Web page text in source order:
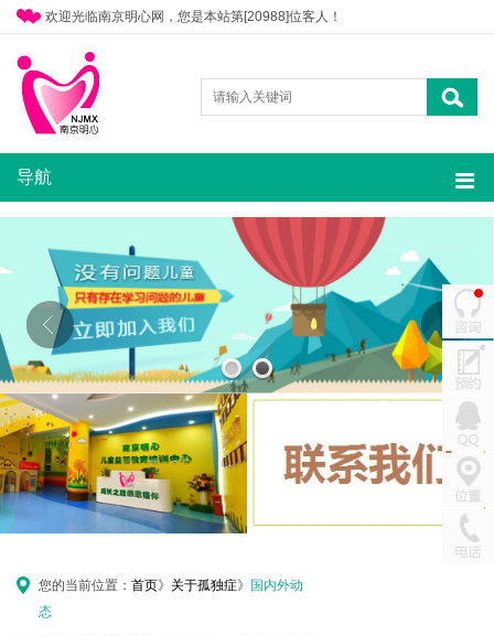
欢迎光临南京明心网，您是本站第[20988]位客人！
导航
您的当前位置： 首页 》 关于孤独症》
国内外动
态